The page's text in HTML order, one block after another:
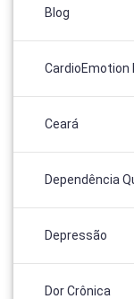
Blog
CardioEmotion
Ceará
Dependência
Depressão
Dor Crônica